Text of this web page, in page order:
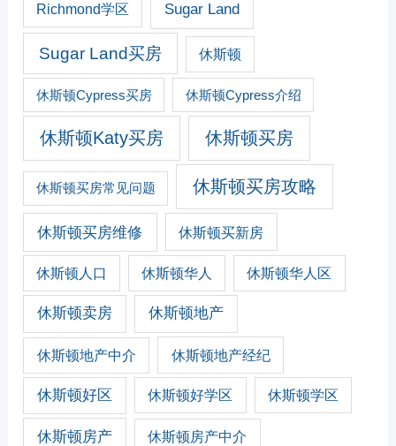
Richmond学区 Sugar Land
Sugar Land买房 休斯顿
休斯顿Cypress买房 休斯顿Cypress介绍
休斯顿Katy买房 休斯顿买房
休斯顿买房常见问题 休斯顿买房攻略
休斯顿买房维修 休斯顿买新房
休斯顿人口 休斯顿华人 休斯顿华人区
休斯顿卖房 休斯顿地产
休斯顿地产中介 休斯顿地产经纪
休斯顿好区 休斯顿好学区 休斯顿学区
休斯顿房产 休斯顿房产中介